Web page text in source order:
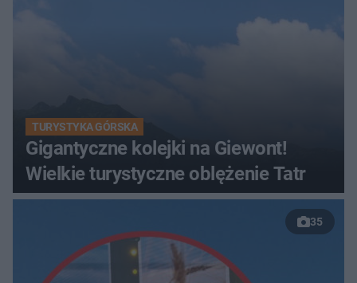
TURYSTYKA GÓRSKA
Gigantyczne kolejki na Giewont!
Wielkie turystyczne oblężenie Tatr
35